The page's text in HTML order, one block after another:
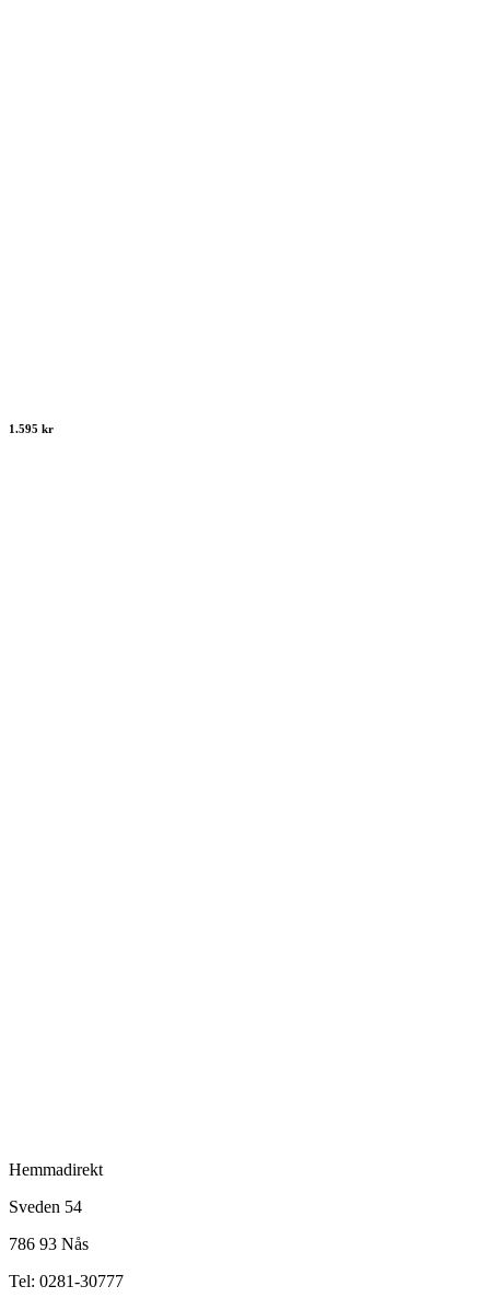
1.595 kr
Hemmadirekt
Sveden 54
786 93 Nås
Tel: 0281-30777